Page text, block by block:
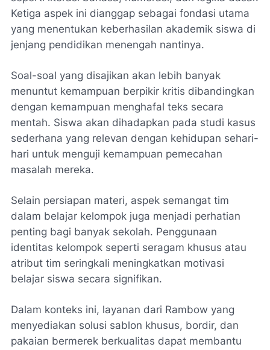
Ketiga aspek ini dianggap sebagai fondasi utama
yang menentukan keberhasilan akademik siswa di
jenjang pendidikan menengah nantinya.
Soal-soal yang disajikan akan lebih banyak
menuntut kemampuan berpikir kritis dibandingkan
dengan kemampuan menghafal teks secara
mentah. Siswa akan dihadapkan pada studi kasus
sederhana yang relevan dengan kehidupan sehari-
hari untuk menguji kemampuan pemecahan
masalah mereka.
Selain persiapan materi, aspek semangat tim
dalam belajar kelompok juga menjadi perhatian
penting bagi banyak sekolah. Penggunaan
identitas kelompok seperti seragam khusus atau
atribut tim seringkali meningkatkan motivasi
belajar siswa secara signifikan.
Dalam konteks ini, layanan dari Rambow yang
menyediakan solusi sablon khusus, bordir, dan
pakaian bermerek berkualitas dapat membantu